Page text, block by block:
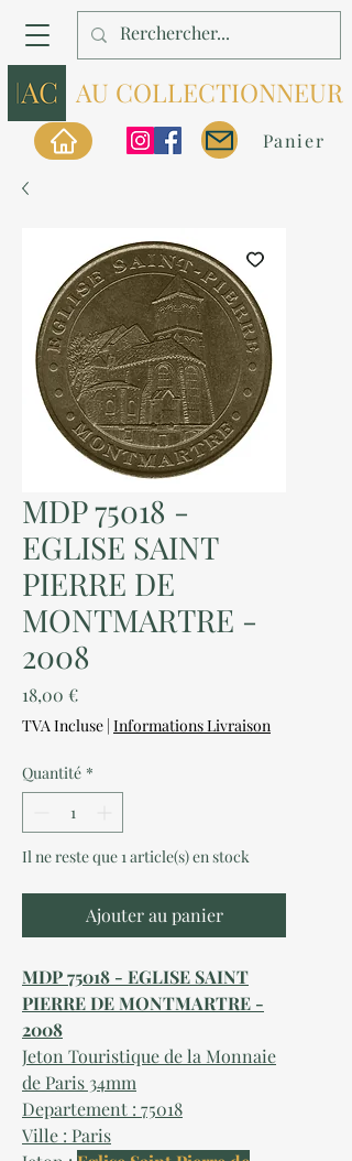
AU COLLECTIONNEUR
Panier
MDP 75018 -
EGLISE SAINT
PIERRE DE
MONTMARTRE -
2008
18,00 €Prix
TVA Incluse | Informations Livraison
Quantité *
Il ne reste que 1 article(s) en stock
Ajouter au panier
MDP 75018 - EGLISE SAINT
PIERRE DE MONTMARTRE -
2008
Jeton Touristique de la Monnaie
de Paris 34mm
Departement : 75018
Ville : Paris